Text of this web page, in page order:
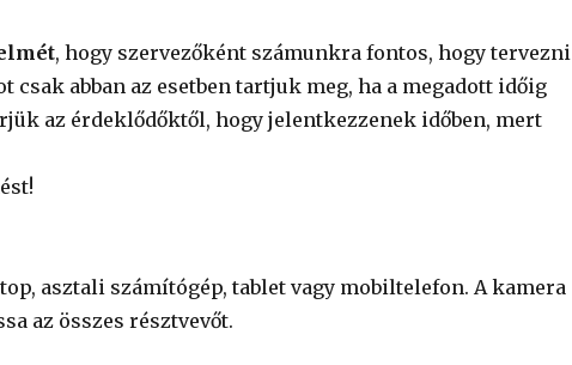
, hogy szervezőként számunkra fontos, hogy tervezni
abban az esetben tartjuk meg, ha a megadott időig
az érdeklődőktől, hogy jelentkezzenek időben, mert
asztali számítógép, tablet vagy mobiltelefon. A kamera
az összes résztvevőt.